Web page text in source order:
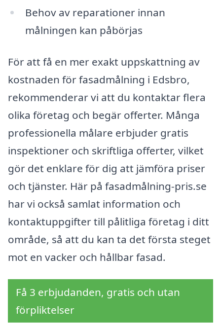
Behov av reparationer innan
målningen kan påbörjas
För att få en mer exakt uppskattning av
kostnaden för fasadmålning i Edsbro,
rekommenderar vi att du kontaktar flera
olika företag och begär offerter. Många
professionella målare erbjuder gratis
inspektioner och skriftliga offerter, vilket
gör det enklare för dig att jämföra priser
och tjänster. Här på fasadmålning-pris.se
har vi också samlat information och
kontaktuppgifter till pålitliga företag i ditt
område, så att du kan ta det första steget
mot en vacker och hållbar fasad.
Få 3 erbjudanden, gratis och utan
förpliktelser